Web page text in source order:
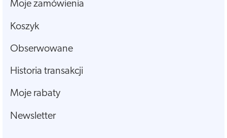
Moje zamówienia
Koszyk
Obserwowane
Historia transakcji
Moje rabaty
Newsletter